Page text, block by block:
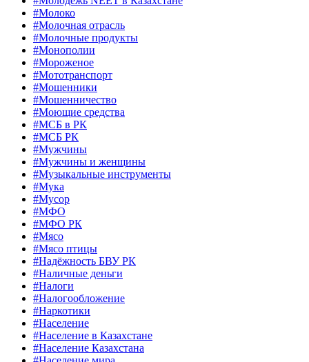
#Молоко
#Молочная отрасль
#Молочные продукты
#Монополии
#Мороженое
#Мототранспорт
#Мошенники
#Мошенничество
#Моющие средства
#МСБ в РК
#МСБ РК
#Мужчины
#Мужчины и женщины
#Музыкальные инструменты
#Мука
#Мусор
#МФО
#МФО РК
#Мясо
#Мясо птицы
#Надёжность БВУ РК
#Наличные деньги
#Налоги
#Налогообложение
#Наркотики
#Население
#Население в Казахстане
#Население Казахстана